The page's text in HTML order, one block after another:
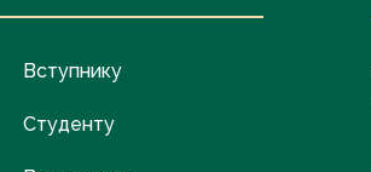
Вступнику
Студенту